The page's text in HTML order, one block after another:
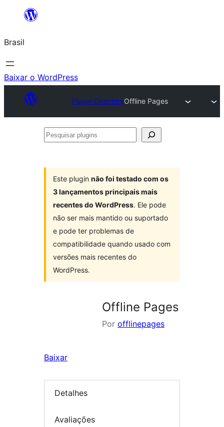
o
conteúdo
Brasil
Baixar o WordPress
Plugin DirectoryOffline Pages
Pesquisar
Este plugin não foi testado com os
3 lançamentos principais mais
recentes do WordPress. Ele pode
não ser mais mantido ou suportado
e pode ter problemas de
compatibilidade quando usado com
versões mais recentes do
WordPress.
Offline Pages
Por offlinepages
Baixar
Detalhes
Avaliações